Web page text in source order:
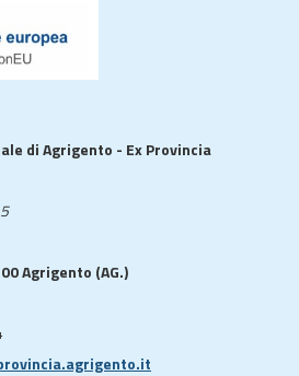
di Agrigento - Ex Provincia
Agrigento (AG.)